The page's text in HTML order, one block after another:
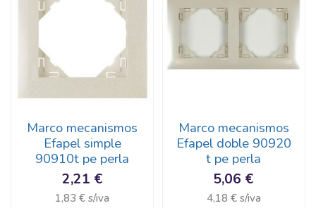
Marco mecanismos
Efapel simple
90910t pe perla
2,21 €
1,83 € s/iva
Marco mecanismos
Efapel doble 90920
t pe perla
5,06 €
4,18 € s/iva